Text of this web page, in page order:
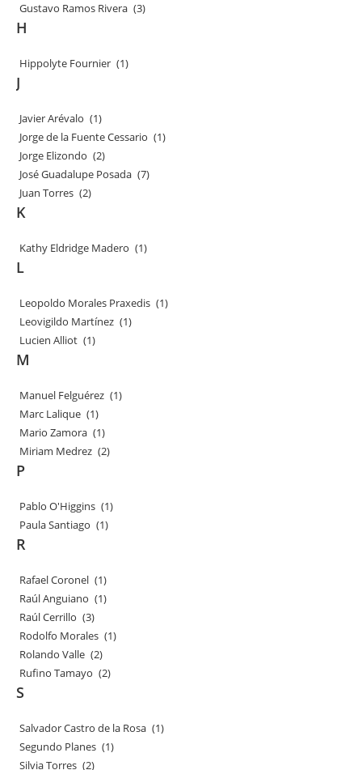
Gustavo Ramos Rivera (3)
H
Hippolyte Fournier (1)
J
Javier Arévalo (1)
Jorge de la Fuente Cessario (1)
Jorge Elizondo (2)
José Guadalupe Posada (7)
Juan Torres (2)
K
Kathy Eldridge Madero (1)
L
Leopoldo Morales Praxedis (1)
Leovigildo Martínez (1)
Lucien Alliot (1)
M
Manuel Felguérez (1)
Marc Lalique (1)
Mario Zamora (1)
Miriam Medrez (2)
P
Pablo O'Higgins (1)
Paula Santiago (1)
R
Rafael Coronel (1)
Raúl Anguiano (1)
Raúl Cerrillo (3)
Rodolfo Morales (1)
Rolando Valle (2)
Rufino Tamayo (2)
S
Salvador Castro de la Rosa (1)
Segundo Planes (1)
Silvia Torres (2)